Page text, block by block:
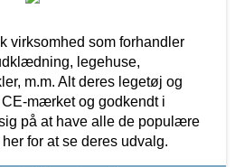
virksomhed som forhandler
legehuse,
m.m. Alt deres legetøj og
mærket og godkendt i
på at have alle de populære
for at se deres udvalg.